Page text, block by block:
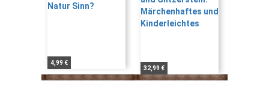
4,99 €
32,99 €